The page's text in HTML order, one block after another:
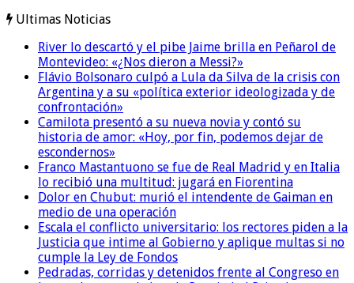
Ultimas Noticias
River lo descartó y el pibe Jaime brilla en Peñarol de
Montevideo: «¿Nos dieron a Messi?»
Flávio Bolsonaro culpó a Lula da Silva de la crisis con
Argentina y a su «política exterior ideologizada y de
confrontación»
Camilota presentó a su nueva novia y contó su
historia de amor: «Hoy, por fin, podemos dejar de
escondernos»
Franco Mastantuono se fue de Real Madrid y en Italia
lo recibió una multitud: jugará en Fiorentina
Dolor en Chubut: murió el intendente de Gaiman en
medio de una operación
Escala el conflicto universitario: los rectores piden a la
Justicia que intime al Gobierno y aplique multas si no
cumple la Ley de Fondos
Pedradas, corridas y detenidos frente al Congreso en